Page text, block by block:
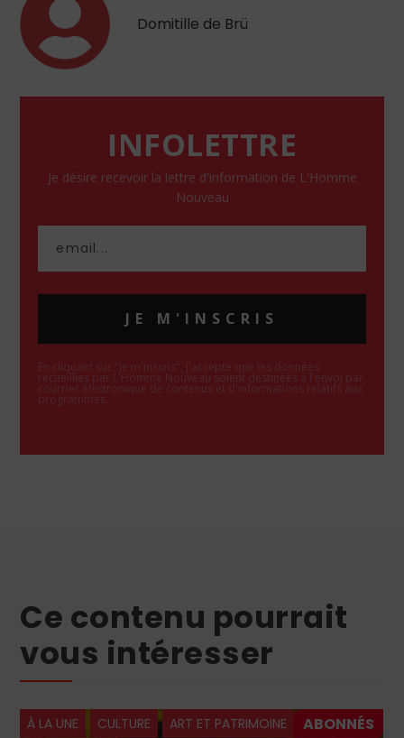
Domitille de Brü
INFOLETTRE
Je désire recevoir la lettre d'information de L'Homme
Nouveau
JE M'INSCRIS
En cliquant sur "Je m'inscris", j'accepte que les données
recueillies par L'Homme Nouveau soient destinées à l'envoi par
courrier électronique de contenus et d'informations relatifs aux
programmes.
Ce contenu pourrait
vous intéresser
À LA UNE CULTURE ART ET PATRIMOINE